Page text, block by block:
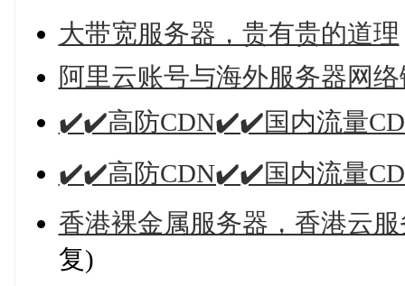
大带宽服务器，贵有贵的道理
阿里云账号与海外服务器网
✔️✔️高防CDN✔️✔️国内流量
✔️✔️高防CDN✔️✔️国内流量
香港裸金属服务器，香港云
复)